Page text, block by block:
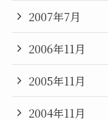
2007年7月
2006年11月
2005年11月
2004年11月